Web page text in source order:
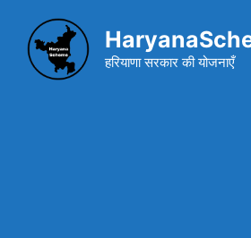
content
हरियाणा सरकार की योजनाएँ